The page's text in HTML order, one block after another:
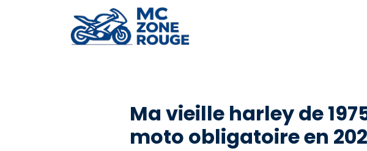
Ma vieille harley de
moto obligatoire en